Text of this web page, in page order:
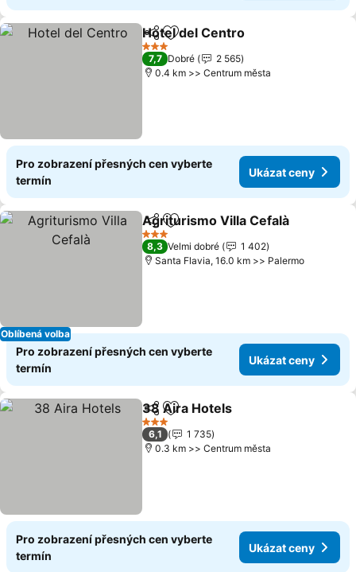
SdíletPřidat na seznam oblíbených
Hotel del Centro
3 Počet hvězdiček
7,7 Dobré
2 565
0.4 km >> Centrum města
Pro zobrazení přesných cen vyberte
termín
Ukázat ceny
Oblíbená volba
SdíletPřidat na seznam oblíbených
Agriturismo Villa Cefalà
3 Počet hvězdiček
8,3 Velmi dobré
1 402
Santa Flavia, 16.0 km >> Palermo
Pro zobrazení přesných cen vyberte
termín
Ukázat ceny
SdíletPřidat na seznam oblíbených
38 Aira Hotels
3 Počet hvězdiček
6,1
1 735
0.3 km >> Centrum města
Pro zobrazení přesných cen vyberte
termín
Ukázat ceny